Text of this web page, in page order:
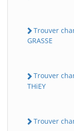
Trouver
GRASSE
Trouver
THiEY
Trouver